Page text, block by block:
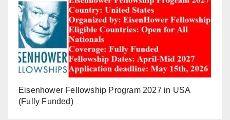
Eisenhower Fellowship Program 2027 in USA
(Fully Funded)